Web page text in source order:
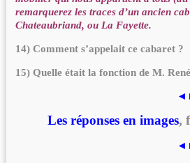
remarquerez les traces d’un ancien
Chateaubriand, ou La Fayette.
14) Comment s’appelait ce cabaret ?
15) Quelle était la fonction de M.
Les réponses en images,